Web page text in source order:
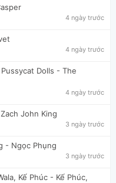
4 ngày trước
4 ngày trước
Dolls - The
4 ngày trước
John King
3 ngày trước
- Ngọc Phụng
3 ngày trước
Kế Phúc - Kế Phúc,